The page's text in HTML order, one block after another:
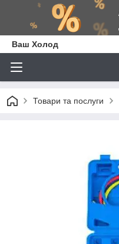
Ваш Холод
Товари та послуги